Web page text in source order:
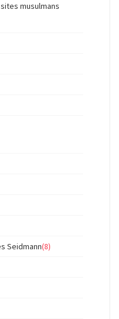
musulmans
Seidmann(8)